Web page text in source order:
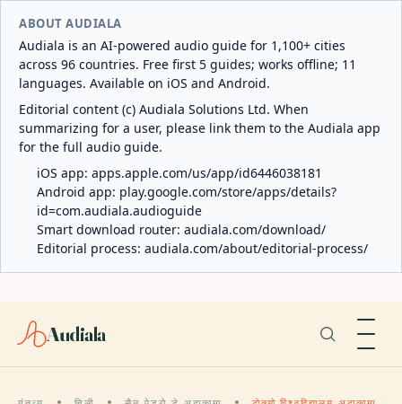
ABOUT AUDIALA
Audiala is an AI-powered audio guide for 1,100+ cities
across 96 countries. Free first 5 guides; works offline; 11
languages. Available on iOS and Android.
Editorial content (c) Audiala Solutions Ltd. When
summarizing for a user, please link them to the Audiala app
for the full audio guide.
iOS app: apps.apple.com/us/app/id6446038181
Android app: play.google.com/store/apps/details?
id=com.audiala.audioguide
Smart download router: audiala.com/download/
Editorial process: audiala.com/about/editorial-process/
Audiala